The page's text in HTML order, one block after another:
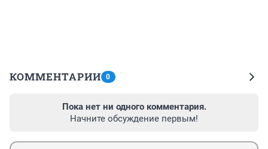
КОММЕНТАРИИ 0
Пока нет ни одного комментария.
Начните обсуждение первым!